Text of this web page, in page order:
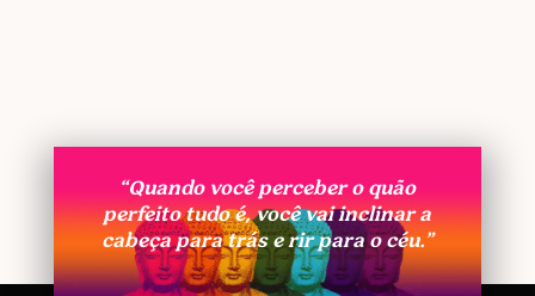
“Quando você perceber o quão
perfeito tudo é, você vai inclinar a
cabeça para trás e rir para o céu.”